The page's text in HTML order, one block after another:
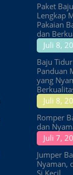
Paket
Lengkap
Pakaian
dan
Juli 8,
Baju
Panduan
yang
Juli 8,
Romper
dan
Juli 7,
Jumper
Nyaman,
Si Kecil